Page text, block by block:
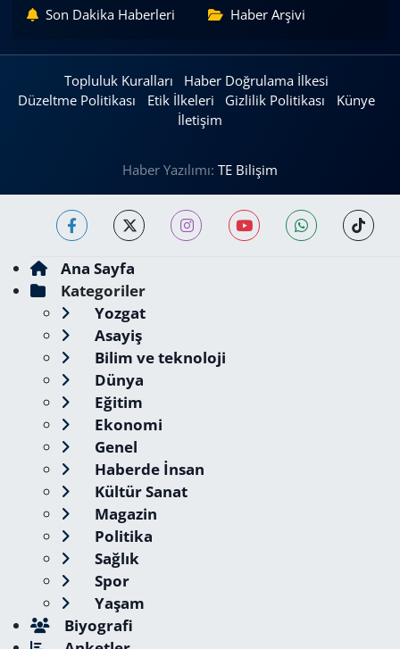
Son Dakika Haberleri Haber Arşivi
Topluluk Kuralları
Haber Doğrulama İlkesi
Düzeltme Politikası
Etik İlkeleri Gizlilik Politikası
Künye
İletişim
Haber Yazılımı: TE Bilişim
Ana Sayfa
Kategoriler
Yozgat
Asayiş
Bilim ve teknoloji
Dünya
Eğitim
Ekonomi
Genel
Haberde İnsan
Kültür Sanat
Magazin
Politika
Sağlık
Spor
Yaşam
Biyografi